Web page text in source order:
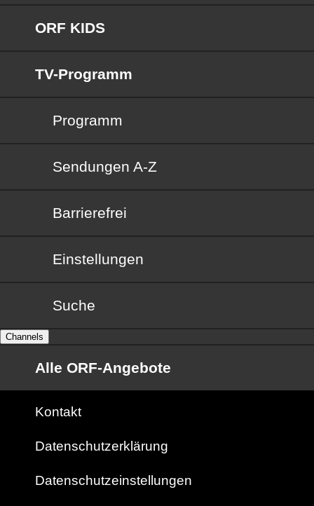
ORF KIDS
TV-Programm
Programm
Sendungen von A bis Z
Sendungen A-Z
Barrierefrei
Barrierefrei
Einstellungen
Suche
Channels
Alle ORF-Angebote
Kontakt
Datenschutzerklärung
Datenschutzeinstellungen